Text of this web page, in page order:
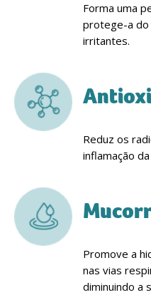
Forma uma
protege-a do
irritantes.
Reduz os
inflamação
Promove a
nas vias
diminuindo a